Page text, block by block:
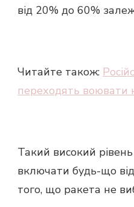
від 20% до 60%
Читайте також:
переходять воювати
Такий високий
включати будь-що
того, що ракета не